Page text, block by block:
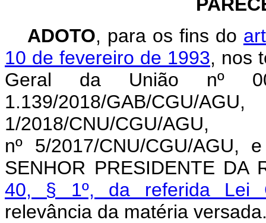
ADOTO, para os fins do
10 de fevereiro de 1993, nos
Geral da União nº
1.139/2018/GAB/
1/2018/CNU/CGU/
nº 5/2017/CNU/CGU/AGU,
SENHOR PRESIDENTE
40, § 1º, da referida Lei
relevância da matéria